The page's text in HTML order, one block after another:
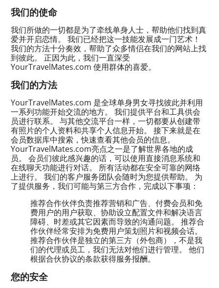
我们的使命
我们所做的一切都是为了牵线单身人士，帮助他们找到真
爱并开启恋情。 我们已经把这一技能发展成一门艺术！
我们的方法十分奏效，帮助了众多情侣在我们的网站上找
到彼此。 正因为此，我们一直深受
YourTravelMates.com 使用群体的喜爱。
我们的方法
YourTravelMates.com 是全球单身男女寻找彼此并利用
一系列功能开始交流的地方。 我们提供平台和工具供会
员进行联系。 与其他交流平台一样，一切都要从创建带
有照片的个人资料和共享个人信息开始。 接下来就是在
会员数据库中搜索，快速查看其他会员的信息。
YourTravelMates.com亮点之一是了解世界各地的成
员。 会员们彼此感兴趣的话，可以使用直接消息系统和
在线聊天功能进行对话。 所有活动都在安全可靠的网络
上进行。 我们的客户服务团队会随时为您提供帮助。 为
了提供服务，我们可能与第三方合作，完成以下事项：
推荐合作伙伴负责推荐营销和广告、付费会员和免
费用户的用户获取、协助设立配置文件和解决语言
障碍、时差或其它因素而导致的沟通问题。 推荐合
作伙伴经常安排为免费用户策划照片和视频会话。
推荐合作伙伴是独立的第三方（外包商），不是我
们的代理或员工，我们无法对他们进行管理。 他们
根据合伙协议的条款获得服务报酬。
您的安全